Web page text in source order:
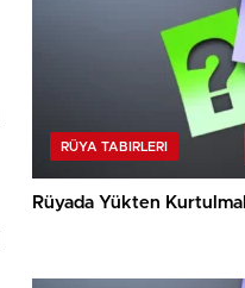
RÜYA TABIRLERI
Rüyada Yükten